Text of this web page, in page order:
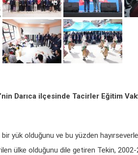
Darıca ilçesinde Tacirler Eğitim
yük olduğunu ve bu yüzden
ülke olduğunu dile getiren Tekin,